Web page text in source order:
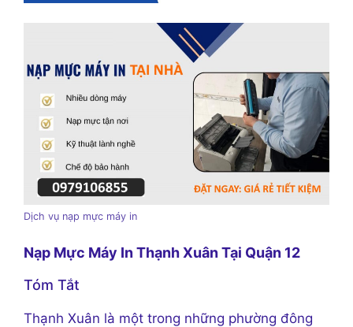
Dịch vụ nạp mực máy in
Nạp Mực Máy In Thạnh Xuân Tại Quận 12
Tóm Tắt
Thạnh Xuân là một trong những phường đông